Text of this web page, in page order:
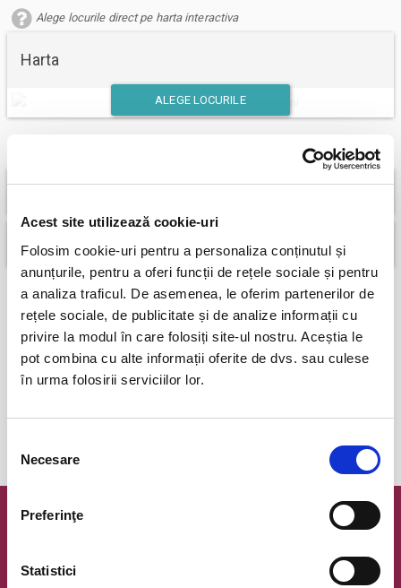
Acest site utilizează cookie-uri
Folosim cookie-uri pentru a personaliza conținutul și
anunțurile, pentru a oferi funcții de rețele sociale și pentru
a analiza traficul. De asemenea, le oferim partenerilor de
rețele sociale, de publicitate și de analize informații cu
privire la modul în care folosiți site-ul nostru. Aceștia le
pot combina cu alte informații oferite de dvs. sau culese
în urma folosirii serviciilor lor.
consimțământului
Necesare
Preferinţe
Statistici
Alege locurile direct pe harta interactiva
Harta
ALEGE LOCURILE
Sau alege intai pretul dorit si apoi alege numarul de bilete
Categoria I - redus de la 70 ron
pret bilet 40,00 RON
Plata online cu cardul
poti plati cu cardul online si primesti confirmarea comenzii instant
Oferte exclusive si o editie saptamanala cu cele mai noi